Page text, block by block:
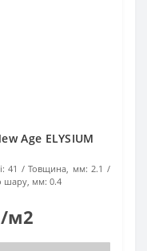
Age ELYSIUM
41 Товщина, мм: 2.1
шару, мм: 0.4
м2